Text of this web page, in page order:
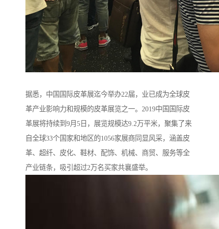
据悉，中国国际皮革展迄今举办22届，业已成为全球皮
革产业影响力和规模的皮革展览之一。2019中国国际皮
革展将持续到9月5日，展览规模达9.2万平米，聚集了来
自全球33个国家和地区的1056家展商同显风采，涵盖皮
革、超纤、皮化、鞋材、配饰、机械、商贸、服务等全
产业链条，吸引超过2万名买家共襄盛举。